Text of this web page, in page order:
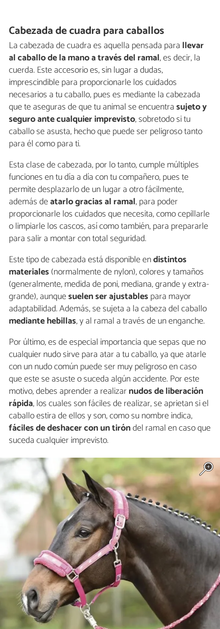
Cabezada de cuadra para caballos
La cabezada de cuadra es aquella pensada para llevar
al caballo de la mano a través del ramal, es decir, la
cuerda. Este accesorio es, sin lugar a dudas,
imprescindible para proporcionarle los cuidados
necesarios a tu caballo, pues es mediante la cabezada
que te aseguras de que tu animal se encuentrasujeto y
seguro ante cualquier imprevisto, sobretodo si tu
caballo se asusta, hecho que puede ser peligroso tanto
para él como para ti.
Esta clase de cabezada, por lo tanto, cumple múltiples
funciones en tu día a día con tu compañero, pues te
permite desplazarlo de un lugar a otro fácilmente,
además deatarlogracias al ramal, para poder
proporcionarle los cuidados que necesita, como cepillarle
o limpiarle los cascos, así como también, para prepararle
para salir a montar con total seguridad.
Este tipo de cabezada está disponible endistintos
materiales (normalmente de nylon), colores y tamaños
(generalmente, medida de poni, mediana, grande y extra-
grande), aunquesuelen serajustables para mayor
adaptabilidad. Además, se sujeta a la cabeza del caballo
mediantehebillas, y al ramal a través de un enganche.
Por último, es de especial importancia que sepas que no
cualquier nudo sirve para atar a tu caballo, ya que atarle
con un nudo común puede ser muy peligroso en caso
que este se asuste o suceda algún accidente. Por este
motivo, debes aprender a realizarnudos de liberación
rápida, los cuales son fáciles de realizar, se aprietan si el
caballo estira de ellos y son, como su nombre indica,
fáciles de deshacer con un tiróndel ramal en caso que
suceda cualquier imprevisto.